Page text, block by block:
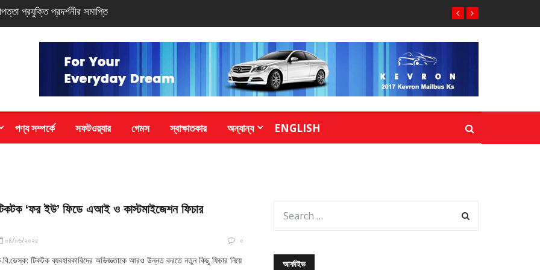
সিরিজ স্মার্টফোন
পণ্য সম্পর্কে সফটওয়্যার গেমস স্বাক্ষাতকার অন্যান্য ENGLISH
‘ফর ইউ’ ফিডে এআই ও কাস্টমাইজেশন ফিচার
০৪/০৬/২০২৫ ০
টিকটক ব্যবহারকারিদের অভিজ্ঞতাকে আরও উন্নত করতে নতুন কিছু ফিচার নিয়ে
আর্কাইভ